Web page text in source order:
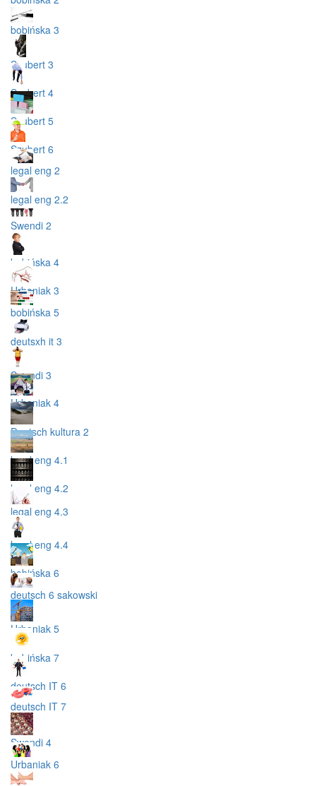
bobińska 3
Szubert 3
Szubert 4
Szubert 5
Szubert 6
legal eng 2
legal eng 2.2
Swendi 2
bobińska 4
Urbaniak 3
bobińska 5
deutsxh it 3
Swendi 3
Urbaniak 4
Deutsch kultura 2
legal eng 4.1
legal eng 4.2
legal eng 4.3
legal eng 4.4
bobińska 6
deutsch 6 sakowski
Urbaniak 5
bobińska 7
deutsch IT 6
deutsch IT 7
Swendi 4
Urbaniak 6